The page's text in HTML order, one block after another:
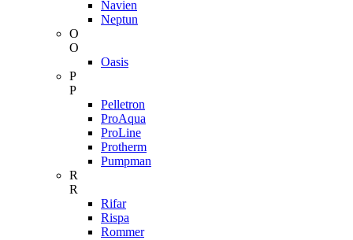
Navien
Neptun
O
O
Oasis
P
P
Pelletron
ProAqua
ProLine
Protherm
Pumpman
R
R
Rifar
Rispa
Rommer